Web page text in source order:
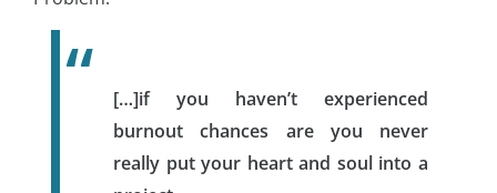
[…]if you haven’t experienced
burnout chances are you never
really put your heart and soul into a